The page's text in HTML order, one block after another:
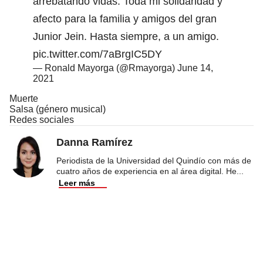
afecto para la familia y amigos del gran
Junior Jein. Hasta siempre, a un amigo.
pic.twitter.com/7aBrgIC5DY
— Ronald Mayorga (@Rmayorga) June 14,
2021
Muerte
Salsa (género musical)
Redes sociales
Danna Ramírez
Periodista de la Universidad del Quindío con más de
cuatro años de experiencia en al área digital. He
Leer más